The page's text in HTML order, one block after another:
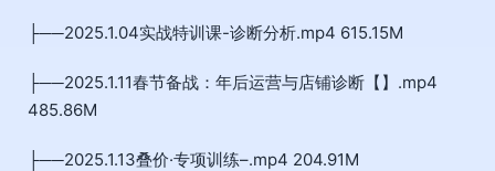
├──2025.1.04实战特训课-诊断分析.mp4 615.15M
├──2025.1.11春节备战：年后运营与店铺诊断【】.mp4
485.86M
├──2025.1.13叠价·专项训练–.mp4 204.91M